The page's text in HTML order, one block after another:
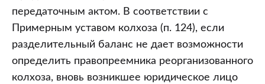
передаточным актом. В соответствии с
Примерным уставом колхоза (п. 124), если
разделительный баланс не дает возможности
определить правопреемника реорганизованного
колхоза, вновь возникшее юридическое лицо